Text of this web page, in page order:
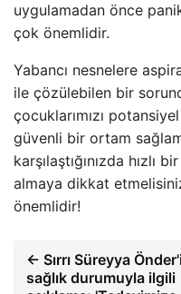
uygulamadan önce
çok önemlidir.
Yabancı nesnelere
ile çözülebilen bir
çocuklarımızı
güvenli bir ortam
karşılaştığınızda hızlı
almaya dikkat
önemlidir!
← Sırrı Süreyya
sağlık durumuyla ilgili